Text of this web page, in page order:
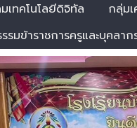
เทคโนโลยีดิจิทัล
กลุ่ม
รรมข้าราชการครูและบุคล